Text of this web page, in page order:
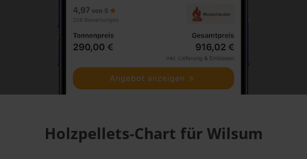
Holzpellets-Chart für Wilsum